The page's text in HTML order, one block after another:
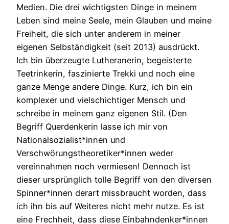
Medien. Die drei wichtigsten Dinge in meinem
Leben sind meine Seele, mein Glauben und meine
Freiheit, die sich unter anderem in meiner
eigenen Selbständigkeit (seit 2013) ausdrückt.
Ich bin überzeugte Lutheranerin, begeisterte
Teetrinkerin, faszinierte Trekki und noch eine
ganze Menge andere Dinge. Kurz, ich bin ein
komplexer und vielschichtiger Mensch und
schreibe in meinem ganz eigenen Stil. (Den
Begriff Querdenkerin lasse ich mir von
Nationalsozialist*innen und
Verschwörungstheoretiker*innen weder
vereinnahmen noch vermiesen! Dennoch ist
dieser ursprünglich tolle Begriff von den diversen
Spinner*innen derart missbraucht worden, dass
ich ihn bis auf Weiteres nicht mehr nutze. Es ist
eine Frechheit, dass diese Einbahndenker*innen